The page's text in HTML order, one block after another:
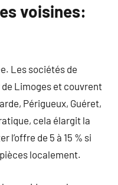
voisines:
Les sociétés de
Limoges et couvrent
Périgueux, Guéret,
cela élargit la
l’offre de 5 à 15 % si
localement.